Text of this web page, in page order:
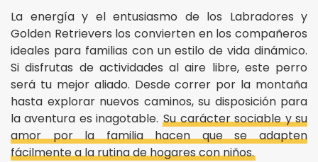
La energía y el entusiasmo de los Labradores y
Golden Retrievers los convierten en los compañeros
ideales para familias con un estilo de vida dinámico.
Si disfrutas de actividades al aire libre, este perro
será tu mejor aliado. Desde correr por la montaña
hasta explorar nuevos caminos, su disposición para
la aventura es inagotable. Su carácter sociable y su
amor por la familia hacen que se adapten
fácilmente a la rutina de hogares con niños.